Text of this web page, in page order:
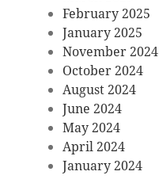
February 2025
January 2025
November 2024
October 2024
August 2024
June 2024
May 2024
April 2024
January 2024